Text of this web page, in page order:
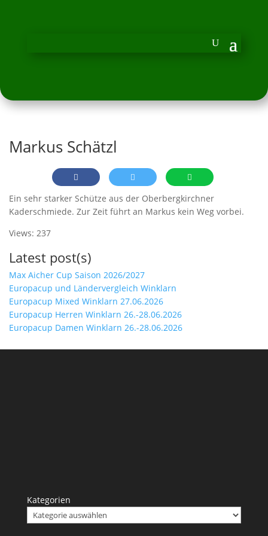
Markus Schätzl
Ein sehr starker Schütze aus der Oberbergkirchner
Kaderschmiede. Zur Zeit führt an Markus kein Weg vorbei.
Views: 237
Latest post(s)
Max Aicher Cup Saison 2026/2027
Europacup und Ländervergleich Winklarn
Europacup Mixed Winklarn 27.06.2026
Europacup Herren Winklarn 26.-28.06.2026
Europacup Damen Winklarn 26.-28.06.2026
Kategorien